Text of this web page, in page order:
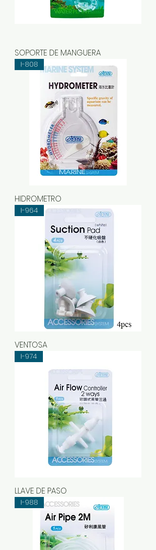
SOPORTE DE MANGUERA
I-808
HIDROMETRO
I-964
VENTOSA
I-974
LLAVE DE PASO
I-988